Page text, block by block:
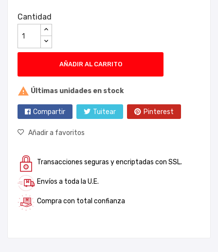
Cantidad
AÑADIR AL CARRITO
 Últimas unidades en stock
Compartir Tuitear Pinterest
Añadir a favoritos
Transacciones seguras y encriptadas con SSL.
Envíos a toda la U.E.
Compra con total confianza